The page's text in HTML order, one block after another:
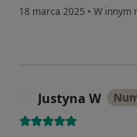
18 marca 2025 • W innym
Justyna W